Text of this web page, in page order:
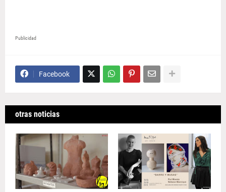
Publicidad
Facebook
otras noticias